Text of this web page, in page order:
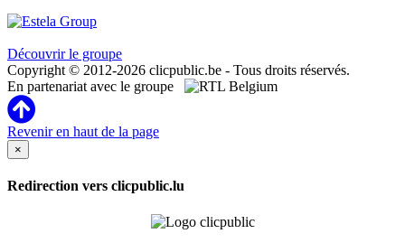
Découvrir le groupe
Copyright © 2012-2026 clicpublic.be - Tous droits réservés.
En partenariat avec le groupe
Revenir en haut de la page
×
Redirection vers clicpublic.lu